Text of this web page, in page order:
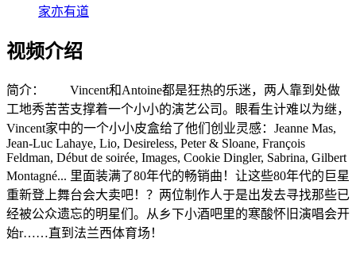
家亦有道
视频介绍
简介：
Vincent和Antoine都是狂热的乐迷，两人靠到处做
工地秀苦苦支撑着一个小小的演艺公司。眼看生计难以为继，
Vincent家中的一个小小皮盒给了他们创业灵感：Jeanne Mas,
Jean-Luc Lahaye, Lio, Desireless, Peter & Sloane, François
Feldman, Début de soirée, Images, Cookie Dingler, Sabrina, Gilbert
Montagné... 里面装满了80年代的畅销曲！让这些80年代的巨星
重新登上舞台会大卖吧！？两位制作人于是出发去寻找那些已
经被公众遗忘的明星们。从乡下小酒吧里的寒酸怀旧演唱会开
始r……直到法兰西体育场！